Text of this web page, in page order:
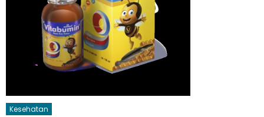
Kesehatan